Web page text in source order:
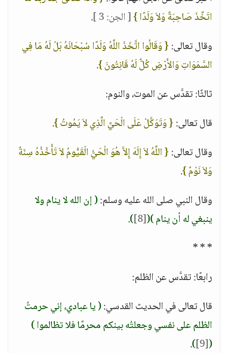
اتَخَّذَ صَاحِبَةً وَلاَ وَلَدًا }[ الجن: 3 ]
.
وقال تعالى:{ وَقَالُوا اتَّخَذَ اللَّهُ وَلَدًا سُبْحَانَهُ بَلْ لَهُ مَا فِي
السَّمَوَاتِ وَالأَرْضِ كُلٌّ لَهُ قَانِتُونَ }.
ثالثًا: تقدَّس عن الموت، والنوم:
قال تعالى:{ وَتَوَكَّلْ عَلَى الْحَيِّ الَّذِي لاَ يَمُوتُ }.
وقال تعالى:{ اللَّهُ لاَ إِلَهَ إِلاَّ هُوَ الْحَيُّ الْقَيُّومُ لاَ تَأْخُذُهُ سِنَةٌ
وَلاَ نَوْمٌ }.
وقال النبي صلى الله عليه وسلم:( إن الله لا ينام ولا
ينبغي له أن ينام )(
[8]
)
.
* * *
رابعًا: تقدَّس عن الظلم:
قال تعالى في الحديث القدسي:( يا عبادي، إني حرمتُ
الظلم على نفسي وجعلتُه بينكم محرمًا فلا تظالموا )
(
[9]
)
.